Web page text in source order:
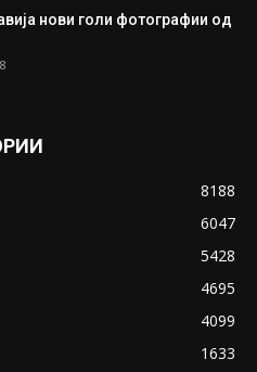
нови голи фотографии од
8188
6047
5428
4695
4099
1633